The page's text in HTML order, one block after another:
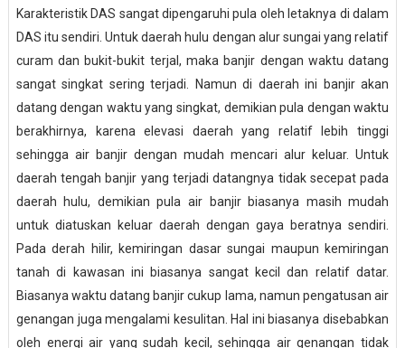
Karakteristik DAS sangat dipengaruhi pula oleh letaknya di dalam
DAS itu sendiri. Untuk daerah hulu dengan alur sungai yang relatif
curam dan bukit-bukit terjal, maka banjir dengan waktu datang
sangat singkat sering terjadi. Namun di daerah ini banjir akan
datang dengan waktu yang singkat, demikian pula dengan waktu
berakhirnya, karena elevasi daerah yang relatif lebih tinggi
sehingga air banjir dengan mudah mencari alur keluar. Untuk
daerah tengah banjir yang terjadi datangnya tidak secepat pada
daerah hulu, demikian pula air banjir biasanya masih mudah
untuk diatuskan keluar daerah dengan gaya beratnya sendiri.
Pada derah hilir, kemiringan dasar sungai maupun kemiringan
tanah di kawasan ini biasanya sangat kecil dan relatif datar.
Biasanya waktu datang banjir cukup lama, namun pengatusan air
genangan juga mengalami kesulitan. Hal ini biasanya disebabkan
oleh energi air yang sudah kecil, sehingga air genangan tidak